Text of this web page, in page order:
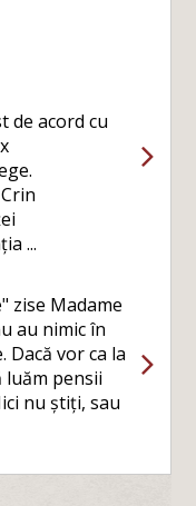
de acord cu
...
zise Madame
au nimic în
Dacă vor ca la
luăm pensii
nu știți, sau